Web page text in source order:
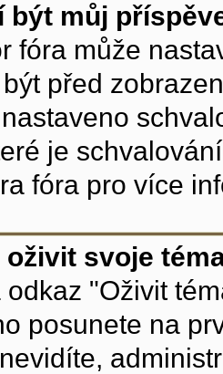
být můj
fóra může
před
je
fóra pro více
oživit svoje
"Oživit
posunete na